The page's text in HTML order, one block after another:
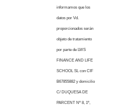
informamos que los
datos por Vd.
proporcionados serán
objeto de tratamiento
por parte de LWS
FINANCE AND LIFE
SCHOOL SL con CIF
B67855882 y domicilio
C/ DUQUESA DE
PARCENT Nº 8, 1º,